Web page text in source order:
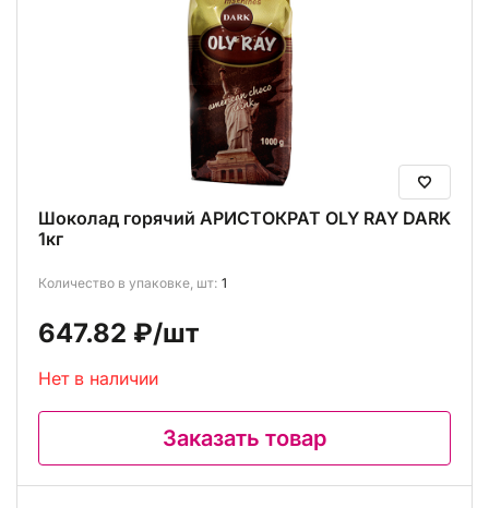
Шоколад горячий АРИСТОКРАТ OLY RAY DARK
1кг
Количество в упаковке, шт: 1
647.82 ₽/шт
Нет в наличии
Заказать товар